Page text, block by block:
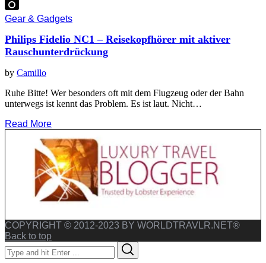
Gear & Gadgets
Philips Fidelio NC1 – Reisekopfhörer mit aktiver
Rauschunterdrückung
by Camillo
Ruhe Bitte! Wer besonders oft mit dem Flugzeug oder der Bahn
unterwegs ist kennt das Problem. Es ist laut. Nicht…
Read More
COPYRIGHT © 2012-2023 BY WORLDTRAVLR.NET®
Back to top
Search
for: